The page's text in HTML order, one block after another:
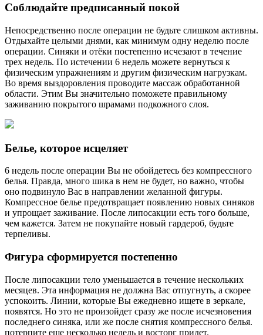
Соблюдайте предписанный покой
Непосредственно после операции не будьте слишком активны.
Отдыхайте целыми днями, как минимум одну неделю после
операции. Синяки и отёки постепенно исчезают в течение
трех недель. По истечении 6 недель можете вернуться к
физическим упражнениям и другим физическим нагрузкам.
Во время выздоровления проводите массаж обработанной
области. Этим Вы значительно поможете правильному
заживанию покрытого шрамами подкожного слоя.
Белье, которое исцеляет
6 недель после операции Вы не обойдетесь без компрессного
белья. Правда, много шика в нем не будет, но важно, чтобы
оно подвинуло Вас в направлении желанной фигуры.
Компрессное белье предотвращает появлению новых синяков
и упрощает заживание. После липосакции есть того больше,
чем кажется. Затем не покупайте новый гардероб, будьте
терпеливы.
Фигура сформируется постепенно
После липосакции тело уменьшается в течение нескольких
месяцев. Эта информация не должна Вас отпугнуть, а скорее
успокоить. Линии, которые Вы ежедневно ищете в зеркале,
появятся. Но это не произойдет сразу же после исчезновения
последнего синяка, или же после снятия компрессного белья.
потерпите еще несколько недель и восторг придет.